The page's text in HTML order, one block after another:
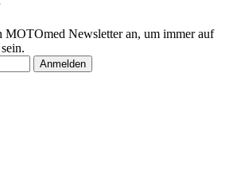
MOTOmed Newsletter an, um immer auf
Anmelden